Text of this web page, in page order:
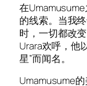
在
的线索。当我
时，一切都改
Urara欢呼，他
星”而闻名。
Umamusume